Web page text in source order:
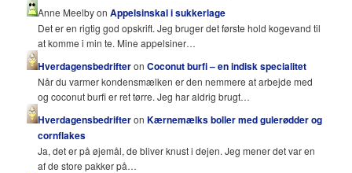
Anne Meelby onAppelsinskal i sukkerlage
Det er en rigtig god opskrift. Jeg bruger det første hold kogevand til
at komme i min te. Mine appelsiner…
HverdagensbedrifteronCoconut burfi – en indisk specialitet
Når du varmer kondensmælken er den nemmere at arbejde med
og coconut burfi er ret tørre. Jeg har aldrig brugt…
HverdagensbedrifteronKærnemælks boller med gulerødder og
cornflakes
Ja, det er på øjemål, de bliver knust i dejen. Jeg mener det var en
af de store pakker på…